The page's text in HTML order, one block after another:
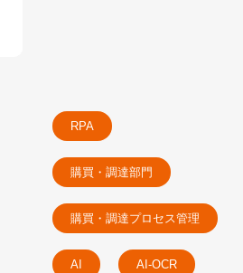
RPA
購買・調達部門
購買・調達プロセス管理
AI AI-OCR